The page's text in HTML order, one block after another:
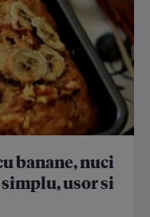
banane, nuci
usor si